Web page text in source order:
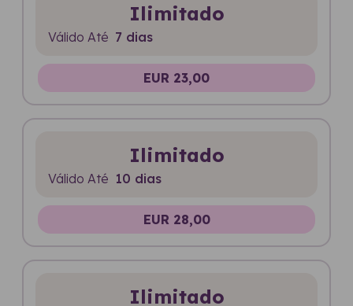
Ilimitado
Válido Até 7 dias
EUR 23,00
Ilimitado
Válido Até 10 dias
EUR 28,00
Ilimitado